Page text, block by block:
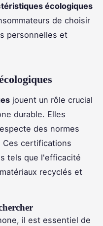
écologiques
de choisir
personnelles et
jouent un rôle crucial
durable. Elles
des normes
certifications
tels que l'efficacité
recyclés et
il est essentiel de